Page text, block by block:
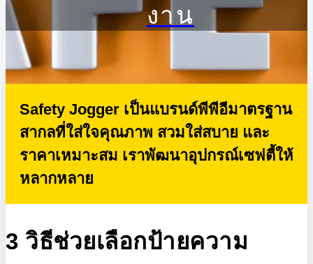
งาน
Safety Jogger เป็นแบรนด์พีพีอีมาตรฐาน
สากลที่ใส่ใจคุณภาพ สวมใส่สบาย และ
ราคาเหมาะสม เราพัฒนาอุปกรณ์เซฟตี้ให้
หลากหลาย
3 วิธีช่วยเลือกป้ายความ